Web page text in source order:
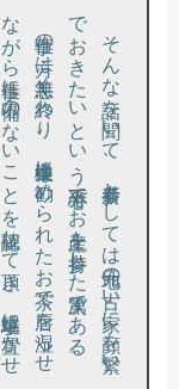
そ
ん
な話
を聞
い
て
、新参者
と
し
て
は地元
の古
い家
に顔
を繋
い
でお
き
た
い
と
い
う下心半分
で
お土産
を持参
し
た次第
で
あ
る
。
仕事の方
は恙無
く終
わ
り
、途中奥様
に勧
め
ら
れ
た
お茶
で唇
を湿
ら
せ
なが
ら仕事
に不備
の
な
い
こ
と
を確認
し
て頂
き
、駐車場
に置
か
せ
ても
ら
っ
て
い
た車
に戻
る